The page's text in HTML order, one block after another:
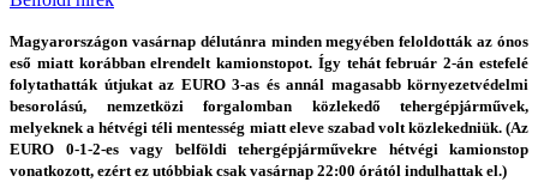
Magyarországon vasárnap délutánra minden megyében feloldották az ónos
eső miatt korábban elrendelt kamionstopot. Így tehát február 2-án estefelé
folytathatták útjukat az EURO 3-as és annál magasabb környezetvédelmi
besorolású, nemzetközi forgalomban közlekedő tehergépjárművek,
melyeknek a hétvégi téli mentesség miatt eleve szabad volt közlekedniük. (Az
EURO 0-1-2-es vagy belföldi tehergépjárművekre hétvégi kamionstop
vonatkozott, ezért ez utóbbiak csak vasárnap 22:00 órától indulhattak el.)